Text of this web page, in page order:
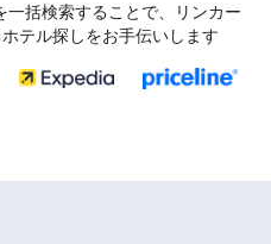
一括検索することで、リンカー
テル探しをお手伝いします